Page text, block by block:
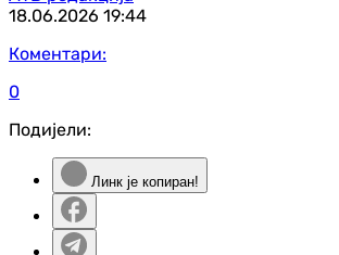
18.06.2026 19:44
Коментари:
0
Подијели:
Линк је копиран!